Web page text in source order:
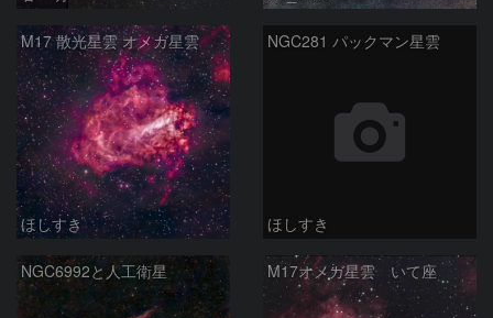
M17 散光星雲 オメガ星雲
ほしすき
NGC281 パックマン星雲
ほしすき
NGC6992と人工衛星 M17オメガ星雲 いて座